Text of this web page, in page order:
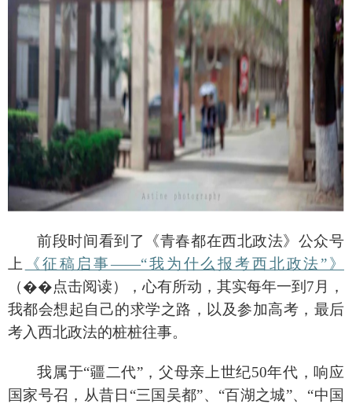
前段时间看到了《青春都在西北政法》公众号
上
《征稿启事——“我为什么报考西北政法”》
（��点击阅读），心有所动，其实每年一到 7月，
我都会想起自己的求学之路，以及参加高考，最后
考入西北政法的桩桩往事。
我属于“疆二代”，父母亲上世纪50年代，响应
国家号召，从昔日“三国吴都”、“百湖之城”、“中国